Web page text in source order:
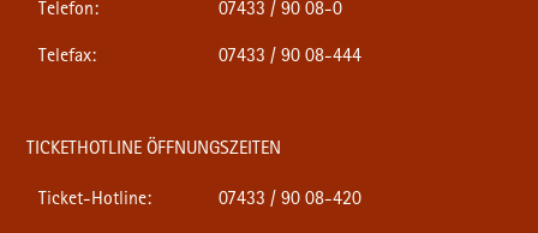
Telefon: 07433 / 90 08-0
Telefax: 07433 / 90 08-444
TICKETHOTLINE ÖFFNUNGSZEITEN
Ticket-Hotline: 07433 / 90 08-420